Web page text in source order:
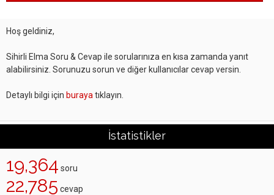
Hoş geldiniz,
Sihirli Elma Soru & Cevap ile sorularınıza en kısa zamanda yanıt
alabilirsiniz. Sorunuzu sorun ve diğer kullanıcılar cevap versin.
Detaylı bilgi için buraya tıklayın.
İstatistikler
19,364 soru
22,785 cevap